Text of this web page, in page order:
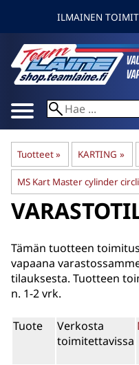
ILMAINEN
Tuotteet‪» KARTING ‪»
MS Kart Master cylinder
Tämän tuotteen
vapaana
tilauksesta. Tuotteen
n. 1-2 vrk.
Tuote
Verkosta
toimitettavissa